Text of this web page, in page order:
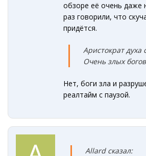
обзоре её очень даже
раз говорили, что
придётся.
Аристократ духа
Очень злых
Нет, боги зла и
реалтайм с паузой.
Allard сказал: